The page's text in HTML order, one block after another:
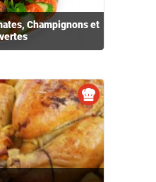
Champignons et